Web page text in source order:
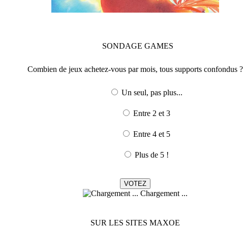
SONDAGE GAMES
Combien de jeux achetez-vous par mois, tous supports confondus ?
Un seul, pas plus...
Entre 2 et 3
Entre 4 et 5
Plus de 5 !
Chargement ...
SUR LES SITES MAXOE